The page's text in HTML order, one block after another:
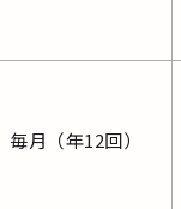
毎月（年12回）